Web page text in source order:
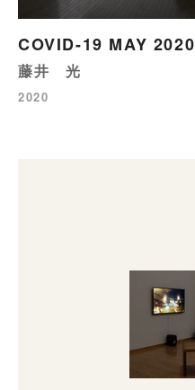
COVID-19 MAY 2020
藤井 光
2020